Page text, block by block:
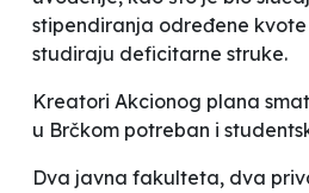
stipendiranja određene
studiraju deficitarne struke.
Kreatori Akcionog plana
u Brčkom potreban i
Dva javna fakulteta, dva